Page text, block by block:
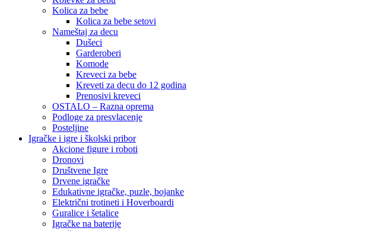
Kolica za bebe
Kolica za bebe setovi
Nameštaj za decu
Dušeci
Garderoberi
Komode
Kreveci za bebe
Kreveti za decu do 12 godina
Prenosivi kreveci
OSTALO – Razna oprema
Podloge za presvlacenje
Posteljine
Igračke i igre i školski pribor
Akcione figure i roboti
Dronovi
Društvene Igre
Drvene igračke
Edukativne igračke, puzle, bojanke
Električni trotineti i Hoverboardi
Guralice i šetalice
Igračke na baterije